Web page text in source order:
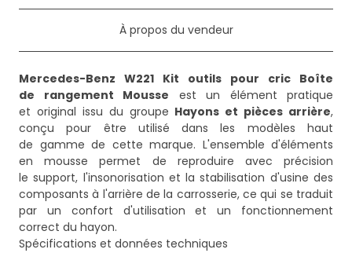
À propos du vendeur
Mercedes-Benz W221 Kit outils pour cric Boîte
de rangement Mousse est un élément pratique
et original issu du groupe Hayons et pièces arrière,
conçu pour être utilisé dans les modèles haut
de gamme de cette marque. L'ensemble d'éléments
en mousse permet de reproduire avec précision
le support, l'insonorisation et la stabilisation d'usine des
composants à l'arrière de la carrosserie, ce qui se traduit
par un confort d'utilisation et un fonctionnement
correct du hayon.
Spécifications et données techniques